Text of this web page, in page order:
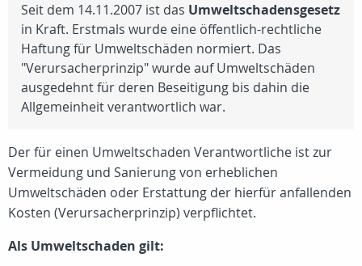
Seit dem 14.11.2007 ist das Umweltschadensgesetz
in Kraft. Erstmals wurde eine öffentlich-rechtliche
Haftung für Umweltschäden normiert. Das
"Verursacherprinzip" wurde auf Umweltschäden
ausgedehnt für deren Beseitigung bis dahin die
Allgemeinheit verantwortlich war.
Der für einen Umweltschaden Verantwortliche ist zur
Vermeidung und Sanierung von erheblichen
Umweltschäden oder Erstattung der hierfür anfallenden
Kosten (Verursacherprinzip) verpflichtet.
Als Umweltschaden gilt: